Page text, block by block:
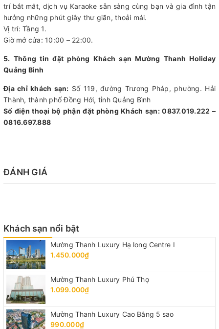
trí bắt mắt, dịch vụ Karaoke sẵn sàng cùng bạn và gia đình tận
hưởng những phút giây thư giãn, thoải mái.
Vị trí: Tầng 1.
Giờ mở cửa: 10:00 – 22:00.
5. Thông tin đặt phòng Khách sạn Mường Thanh Holiday
Quảng Bình
Địa chỉ khách sạn: Số 119, đường Trương Pháp, phường. Hải
Thành, thành phố Đồng Hới, tỉnh Quảng Bình
Số điện thoại bộ phận đặt phòng Khách sạn: 0837.019.222 –
0816.697.888
ĐÁNH GIÁ
Khách sạn nổi bật
Mường Thanh Luxury Hạ long Centre I
1.450.000₫
Mường Thanh Luxury Phú Thọ
1.099.000₫
Mường Thanh Luxury Cao Bằng 5 sao
990.000₫